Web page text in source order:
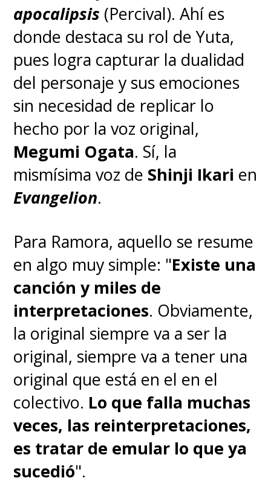
apocalipsis (Percival). Ahí es
donde destaca su rol de Yuta,
pues logra capturar la dualidad
del personaje y sus emociones
sin necesidad de replicar lo
hecho por la voz original,
Megumi Ogata. Sí, la
mismísima voz de Shinji Ikari en
Evangelion.
Para Ramora, aquello se resume
en algo muy simple: "Existe una
canción y miles de
interpretaciones. Obviamente,
la original siempre va a ser la
original, siempre va a tener una
original que está en el en el
colectivo. Lo que falla muchas
veces, las reinterpretaciones,
es tratar de emular lo que ya
sucedió".